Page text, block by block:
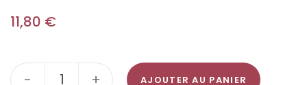
11,80 €
- + AJOUTER AU PANIER